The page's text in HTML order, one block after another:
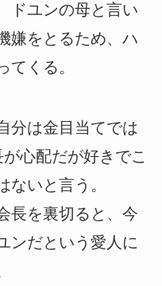
ドユンの母と言い
嫌をとるため、ハ
てくる。
分は金目当てでは
心配だが好きでこ
ないと言う。
長を裏切ると、今
ンだという愛人に